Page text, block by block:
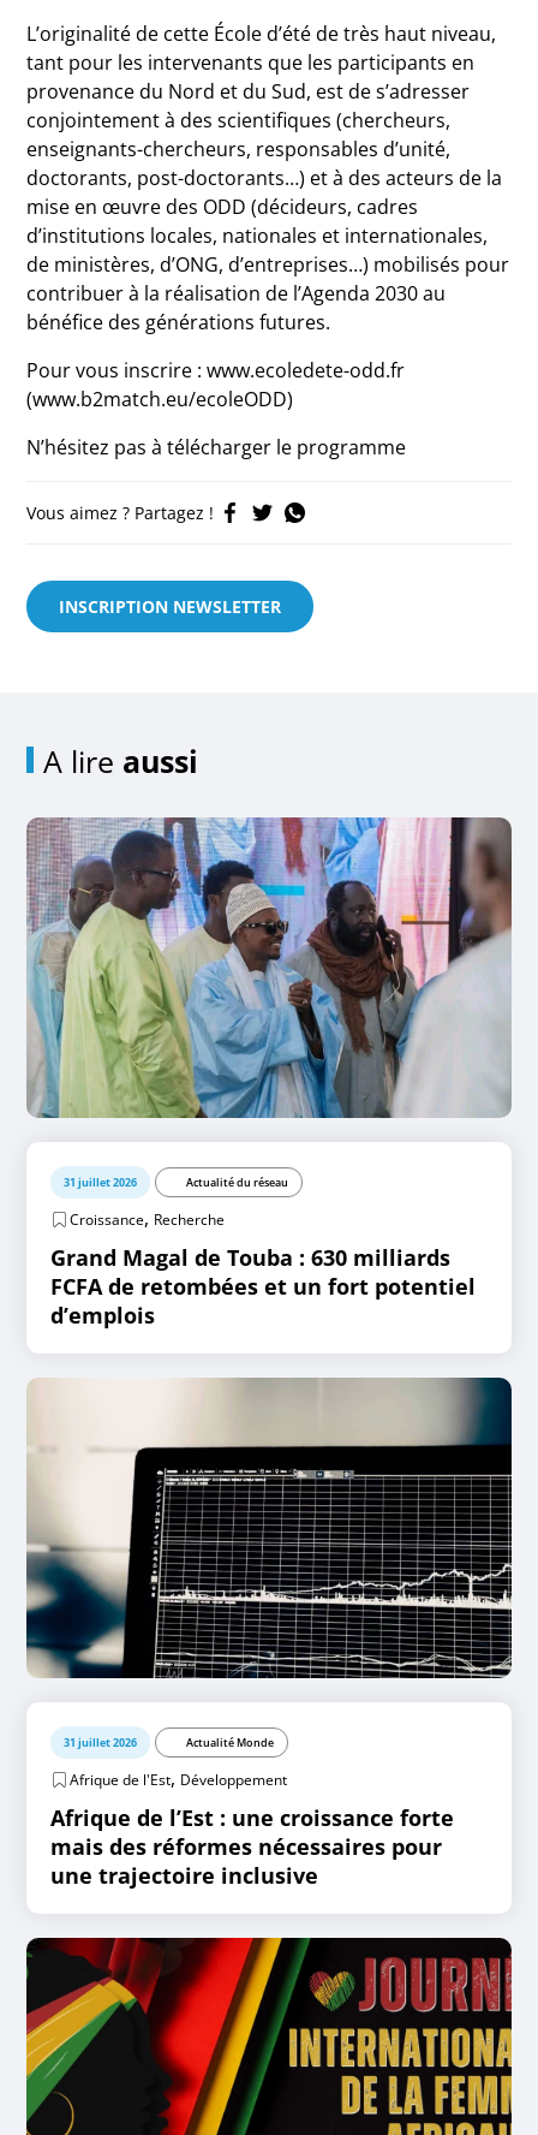
L’originalité de cette École d’été de très haut niveau,
tant pour les intervenants que les participants en
provenance du Nord et du Sud, est de s’adresser
conjointement à des scientifiques (chercheurs,
enseignants-chercheurs, responsables d’unité,
doctorants, post-doctorants…) et à des acteurs de la
mise en œuvre des ODD (décideurs, cadres
d’institutions locales, nationales et internationales,
de ministères, d’ONG, d’entreprises…) mobilisés pour
contribuer à la réalisation de l’Agenda 2030 au
bénéfice des générations futures.
Pour vous inscrire : www.ecoledete-odd.fr
(www.b2match.eu/ecoleODD)
N’hésitez pas à télécharger le programme
Vous aimez ? Partagez !
INSCRIPTION NEWSLETTER
A lire aussi
31 juillet 2026 Actualité du réseau
Croissance, Recherche
Grand Magal de Touba : 630 milliards
FCFA de retombées et un fort potentiel
d’emplois
31 juillet 2026 Actualité Monde
Afrique de l'Est, Développement
Afrique de l’Est : une croissance forte
mais des réformes nécessaires pour
une trajectoire inclusive